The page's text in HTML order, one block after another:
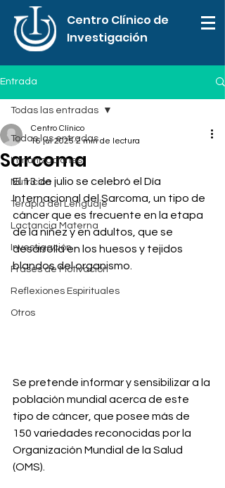
Centro Clínico de
Investigación
Entrada
Todas las entradas
Inmunizaciones
Nutrición
Terapia del Lenguaje
Lactancia Materna
Investigación
Frases de Motivación
Reflexiones Espirituales
Otros
Todas las entradas
Sarcoma
Centro Clínico
16 jul 2025 2 min de lectura
El 13 de julio se celebró el Día
Internacional del Sarcoma, un tipo de
cáncer que es frecuente en la etapa
de la niñez y en adultos, que se
desarrolla en los huesos y tejidos
blandos del organismo.
Se pretende informar y sensibilizar a la
población mundial acerca de este
tipo de cáncer, que posee más de
150 variedades reconocidas por la
Organización Mundial de la Salud
(OMS).